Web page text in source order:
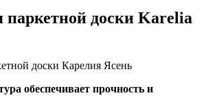
паркетной доски Karelia
обеспечивает прочность и